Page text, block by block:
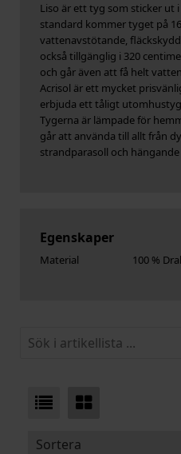
Liso är ett tyg som sticker ut
standard kommer tyget på
vattenavstötande,
också tillgänglig i 320
och går även att få helt
Acrisol är ett mycket
erbjuda ett tåligt
Tygerna är lämpade för
går att använda till allt från
strandparasoll och
Egenskaper
Material 100 %
Sortera